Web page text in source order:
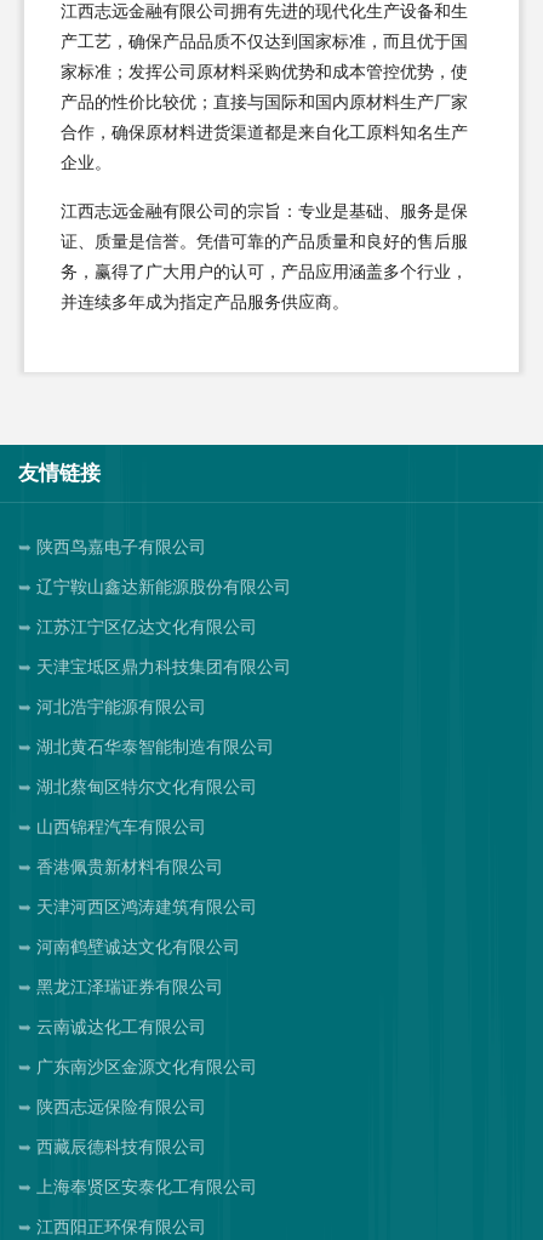
江西志远金融有限公司拥有先进的现代化生产设备和生
产工艺，确保产品品质不仅达到国家标准，而且优于国
家标准；发挥公司原材料采购优势和成本管控优势，使
产品的性价比较优；直接与国际和国内原材料生产厂家
合作，确保原材料进货渠道都是来自化工原料知名生产
企业。
江西志远金融有限公司的宗旨：专业是基础、服务是保
证、质量是信誉。凭借可靠的产品质量和良好的售后服
务，赢得了广大用户的认可，产品应用涵盖多个行业，
并连续多年成为指定产品服务供应商。
友情链接
陕西鸟嘉电子有限公司
辽宁鞍山鑫达新能源股份有限公司
江苏江宁区亿达文化有限公司
天津宝坻区鼎力科技集团有限公司
河北浩宇能源有限公司
湖北黄石华泰智能制造有限公司
湖北蔡甸区特尔文化有限公司
山西锦程汽车有限公司
香港佩贵新材料有限公司
天津河西区鸿涛建筑有限公司
河南鹤壁诚达文化有限公司
黑龙江泽瑞证券有限公司
云南诚达化工有限公司
广东南沙区金源文化有限公司
陕西志远保险有限公司
西藏辰德科技有限公司
上海奉贤区安泰化工有限公司
江西阳正环保有限公司